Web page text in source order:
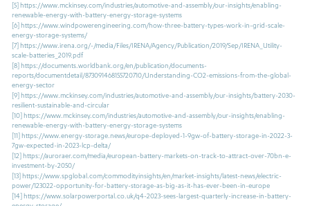
[5] https://www.mckinsey.com/industries/automotive-and-assembly/our-insights/enabling-
renewable-energy-with-battery-energy-storage-systems
[6] https://www.windpowerengineering.com/how-three-battery-types-work-in-grid-scale-
energy-storage-systems/
[7] https://www.irena.org/-/media/Files/IRENA/Agency/Publication/2019/Sep/IRENA_Utility-
scale-batteries_2019.pdf
[8] https://documents.worldbank.org/en/publication/documents-
reports/documentdetail/873091468155720710/Understanding-CO2-emissions-from-the-global-
energy-sector
[9] https://www.mckinsey.com/industries/automotive-and-assembly/our-insights/battery-2030-
resilient-sustainable-and-circular
[10] https://www.mckinsey.com/industries/automotive-and-assembly/our-insights/enabling-
renewable-energy-with-battery-energy-storage-systems
[11] https://www.energy-storage.news/europe-deployed-1-9gw-of-battery-storage-in-2022-3-
7gw-expected-in-2023-lcp-delta/
[12] https://auroraer.com/media/european-battery-markets-on-track-to-attract-over-70bn-e-
investment-by-2050/
[13] https://www.spglobal.com/commodityinsights/en/market-insights/latest-news/electric-
power/123022-opportunity-for-battery-storage-as-big-as-it-has-ever-been-in-europe
[14] https://www.solarpowerportal.co.uk/q4-2023-sees-largest-quarterly-increase-in-battery-